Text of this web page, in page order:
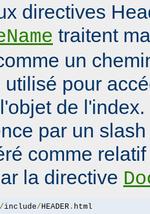
directives
traitent
un
utilisé pour
de
par un
comme
la directive
/include/ HEADER. html